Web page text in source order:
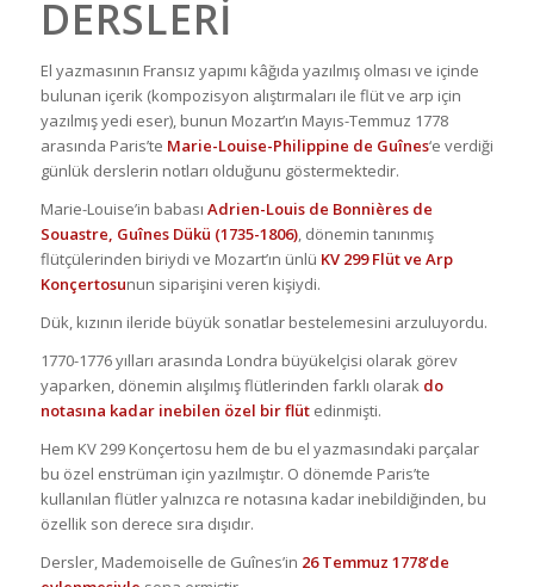
DERSLERI
El yazmasının Fransız yapımı kâğıda yazılmış olması ve içinde
bulunan içerik (kompozisyon alıştırmaları ile flüt ve arp için
yazılmış yedi eser), bunun Mozart’ın Mayıs-Temmuz 1778
arasında Paris’te Marie-Louise-Philippine de Guînes‘e verdiği
günlük derslerin notları olduğunu göstermektedir.
Marie-Louise’in babası Adrien-Louis de Bonnières de
Souastre, Guînes Dükü (1735-1806), dönemin tanınmış
flütçülerinden biriydi ve Mozart’ın ünlü KV 299 Flüt ve Arp
Konçertosunun siparişini veren kişiydi.
Dük, kızının ileride büyük sonatlar bestelemesini arzuluyordu.
1770-1776 yılları arasında Londra büyükelçisi olarak görev
yaparken, dönemin alışılmış flütlerinden farklı olarak do
notasına kadar inebilen özel bir flütedinmişti.
Hem KV 299 Konçertosu hem de bu el yazmasındaki parçalar
bu özel enstrüman için yazılmıştır. O dönemde Paris’te
kullanılan flütler yalnızca re notasına kadar inebildiğinden, bu
özellik son derece sıra dışıdır.
Dersler, Mademoiselle de Guînes’in 26 Temmuz 1778’de